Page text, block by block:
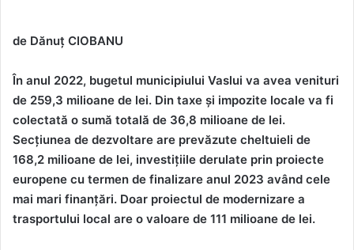
de Dănuț CIOBANU
În anul 2022, bugetul municipiului Vaslui va avea venituri
de 259,3 milioane de lei. Din taxe și impozite locale va fi
colectată o sumă totală de 36,8 milioane de lei.
Secțiunea de dezvoltare are prevăzute cheltuieli de
168,2 milioane de lei, investițiile derulate prin proiecte
europene cu termen de finalizare anul 2023 având cele
mai mari finanțări. Doar proiectul de modernizare a
trasportului local are o valoare de 111 milioane de lei.